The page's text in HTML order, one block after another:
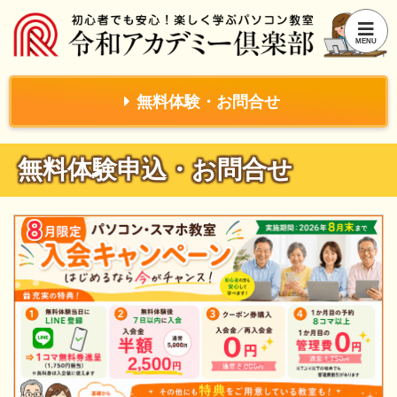
無料体験・お問合せ
無料体験申込・お問合せ